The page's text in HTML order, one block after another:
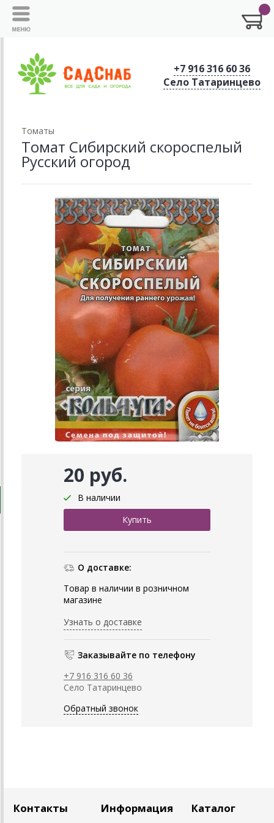
+7 916 316 60 36
Село Татаринцево
Томаты
Томат Сибирский скороспелый
Русский огород
20 руб.
В наличии
О доставке:
Товар в наличии в розничном
магазине
Узнать о доставке
Заказывайте по телефону
+7 916 316 60 36
Село Татаринцево
Обратный звонок
Контакты Информация Каталог